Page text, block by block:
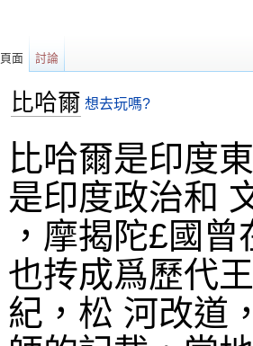
比哈爾 想去玩嗎?
比哈爾是印度
是印度政治和
，摩揭陀£國
也抟成爲歷代
紀，松 河改道
頁面 討論